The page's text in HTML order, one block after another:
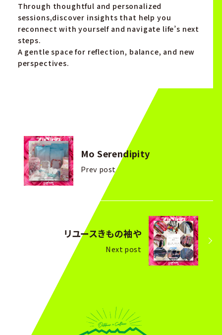
Through thoughtful and personalized
sessions,discover insights that help you
reconnect with yourself and navigate life’s next
steps.
A gentle space for reflection, balance, and new
perspectives.
Mo Serendipity
Prev post
リユースきもの袖や
Next post